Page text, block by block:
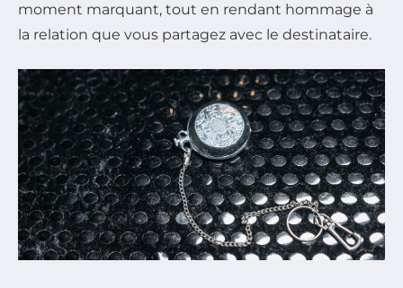
moment marquant, tout en rendant hommage à
la relation que vous partagez avec le destinataire.